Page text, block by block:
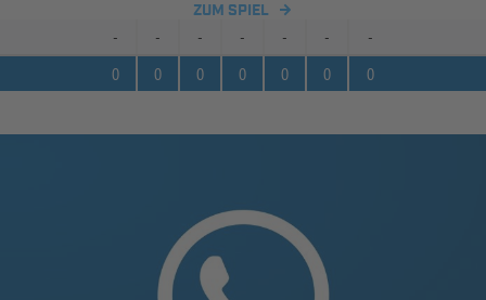
ZUM SPIEL
- - - - - -
-
0
0 0 0 0 0 0